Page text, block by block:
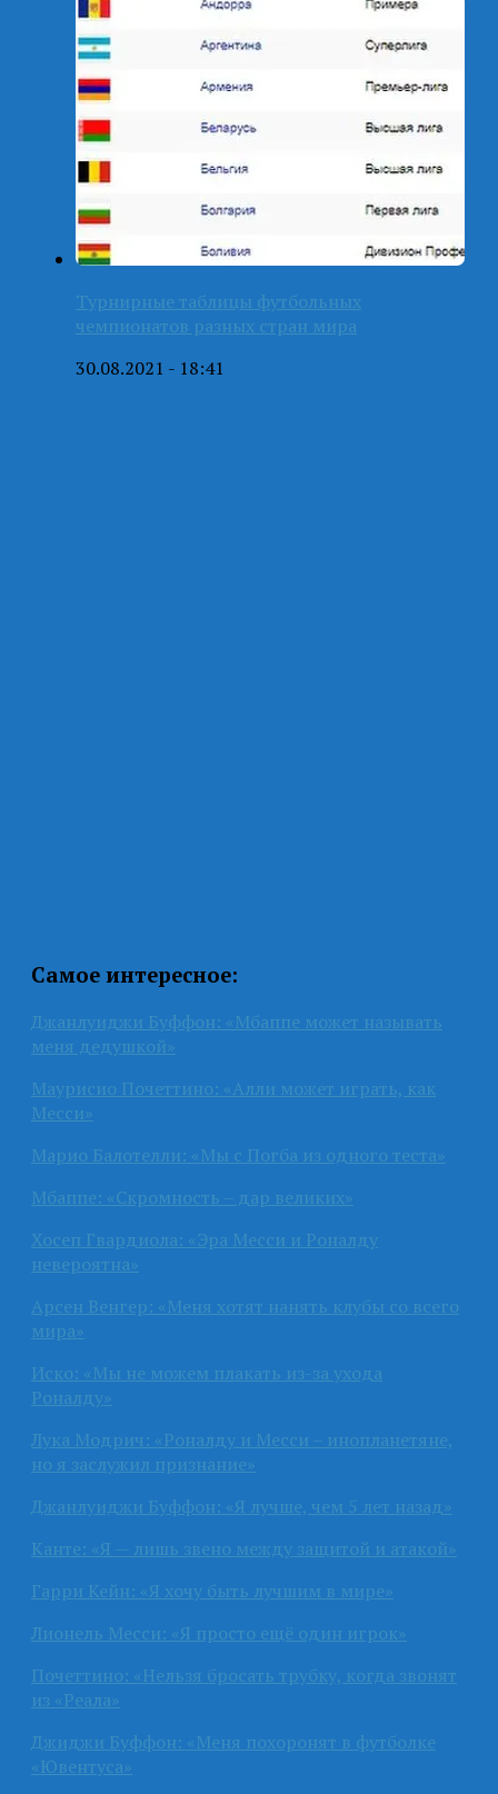
Турнирные таблицы футбольных
чемпионатов разных стран мира
30.08.2021 - 18:41
Самое интересное:
Джанлуиджи Буффон: «Мбаппе может называть
меня дедушкой»
Маурисио Почеттино: «Алли может играть, как
Месси»
Марио Балотелли: «Мы с Погба из одного теста»
Мбаппе: «Скромность – дар великих»
Хосеп Гвардиола: «Эра Месси и Роналду
невероятна»
Арсен Венгер: «Меня хотят нанять клубы со всего
мира»
Иско: «Мы не можем плакать из-за ухода
Роналду»
Лука Модрич: «Роналду и Месси – инопланетяне,
но я заслужил признание»
Джанлуиджи Буффон: «Я лучше, чем 5 лет назад»
Канте: «Я — лишь звено между защитой и атакой»
Гарри Кейн: «Я хочу быть лучшим в мире»
Лионель Месси: «Я просто ещё один игрок»
Почеттино: «Нельзя бросать трубку, когда звонят
из «Реала»
Джиджи Буффон: «Меня похоронят в футболке
«Ювентуса»